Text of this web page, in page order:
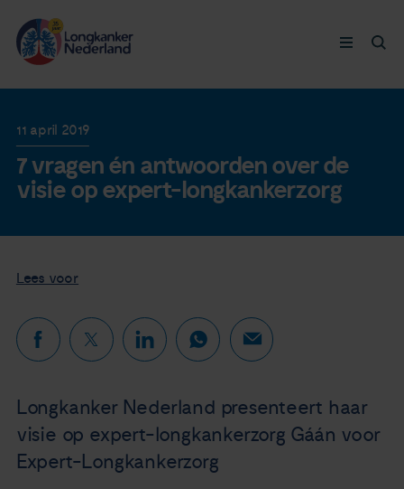
Nieuws
Longkanker
Leven met
Thymuskankers
Steun ons
11 april 2019
7 vragen én antwoorden over de
visie op expert-longkankerzorg
Lees voor
Longkanker Nederland presenteert haar
visie op expert-longkankerzorg Gáán voor
Expert-Longkankerzorg